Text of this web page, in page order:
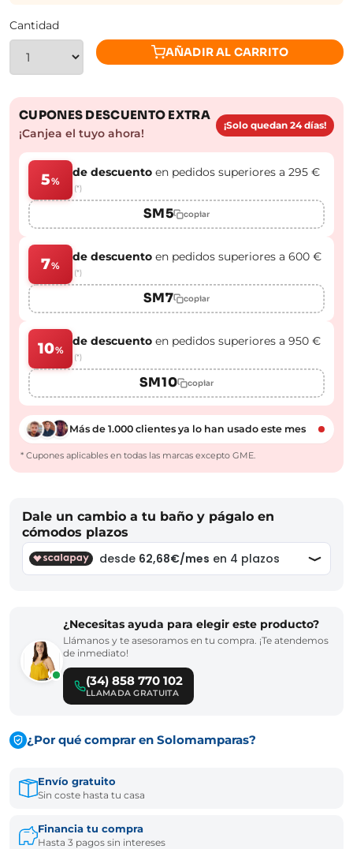
Cantidad
AÑADIR AL CARRITO
CUPONES DESCUENTO EXTRA
¡Canjea el tuyo ahora!
¡Solo quedan 24 días!
5%
de descuento en pedidos superiores a 295 €
(*)
SM5 copiar
7%
de descuento en pedidos superiores a 600 €
(*)
SM7 copiar
10%
de descuento en pedidos superiores a 950 €
(*)
SM10 copiar
Más de 1.000 clientes ya lo han usado este mes
* Cupones aplicables en todas las marcas excepto GME.
Dale un cambio a tu baño y págalo en
cómodos plazos
¿Necesitas ayuda para elegir este producto?
Llámanos y te asesoramos en tu compra. ¡Te atendemos
de inmediato!
(34) 858 770 102
LLAMADA GRATUITA
¿Por qué comprar en Solomamparas?
Envío gratuito
Sin coste hasta tu casa
Financia tu compra
Hasta 3 pagos sin intereses